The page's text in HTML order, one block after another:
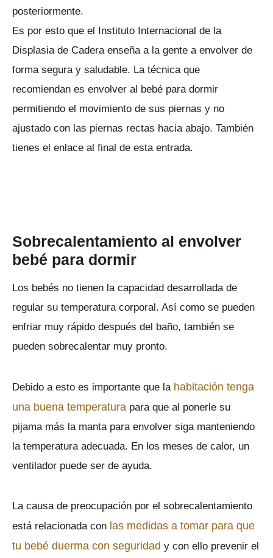
posteriormente.
Es por esto que el Instituto Internacional de la
Displasia de Cadera enseña a la gente a envolver de
forma segura y saludable. La técnica que
recomiendan es envolver al bebé para dormir
permitiendo el movimiento de sus piernas y no
ajustado con las piernas rectas hacia abajo. También
tienes el enlace al final de esta entrada.
Sobrecalentamiento al envolver
bebé para dormir
Los bebés no tienen la capacidad desarrollada de
regular su temperatura corporal. Así como se pueden
enfriar muy rápido después del baño, también se
pueden sobrecalentar muy pronto.
Debido a esto es importante que la habitación tenga
una buena temperatura para que al ponerle su
pijama más la manta para envolver siga manteniendo
la temperatura adecuada. En los meses de calor, un
ventilador puede ser de ayuda.
La causa de preocupación por el sobrecalentamiento
está relacionada con las medidas a tomar para que
tu bebé duerma con seguridad y con ello prevenir el